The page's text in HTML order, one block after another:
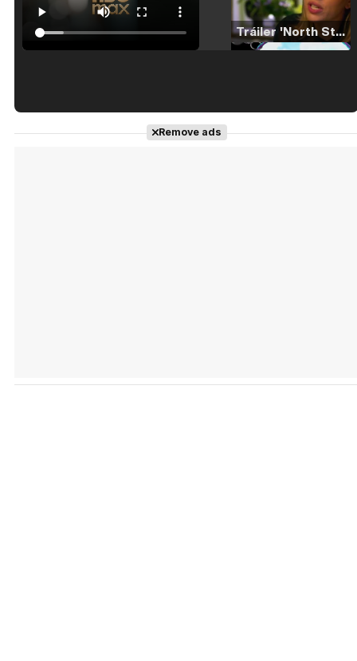
Tráiler 'North Star' (2023)
Remove ads